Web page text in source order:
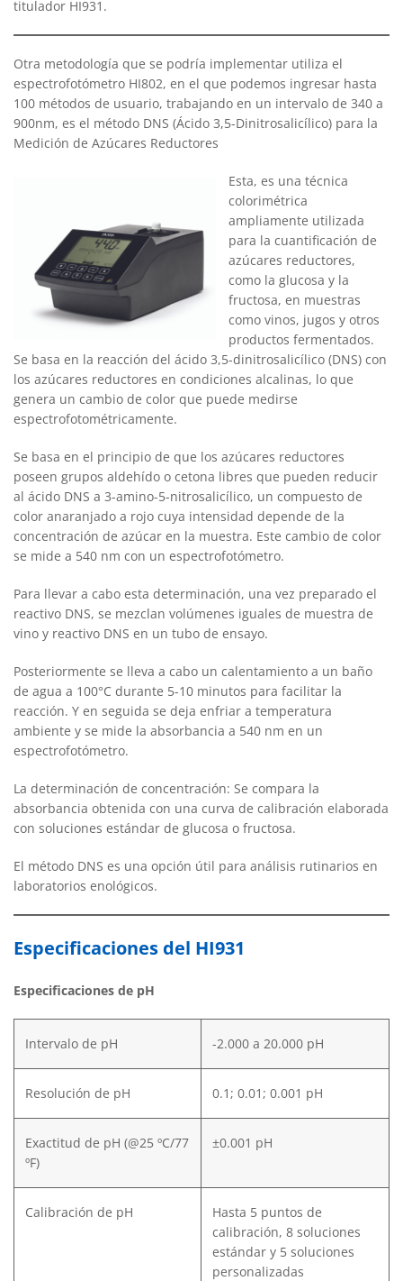
titulador HI931.
Otra metodología que se podría implementar utiliza el
espectrofotómetro HI802, en el que podemos ingresar hasta
100 métodos de usuario, trabajando en un intervalo de 340 a
900nm, es el método DNS (Ácido 3,5-Dinitrosalicílico) para la
Medición de Azúcares Reductores
Esta, es una técnica
colorimétrica
ampliamente utilizada
para la cuantificación de
azúcares reductores,
como la glucosa y la
fructosa, en muestras
como vinos, jugos y otros
productos fermentados.
Se basa en la reacción del ácido 3,5-dinitrosalicílico (DNS) con
los azúcares reductores en condiciones alcalinas, lo que
genera un cambio de color que puede medirse
espectrofotométricamente.
Se basa en el principio de que los azúcares reductores
poseen grupos aldehído o cetona libres que pueden reducir
al ácido DNS a 3-amino-5-nitrosalicílico, un compuesto de
color anaranjado a rojo cuya intensidad depende de la
concentración de azúcar en la muestra. Este cambio de color
se mide a 540 nm con un espectrofotómetro.
Para llevar a cabo esta determinación, una vez preparado el
reactivo DNS, se mezclan volúmenes iguales de muestra de
vino y reactivo DNS en un tubo de ensayo.
Posteriormente se lleva a cabo un calentamiento a un baño
de agua a 100°C durante 5-10 minutos para facilitar la
reacción. Y en seguida se deja enfriar a temperatura
ambiente y se mide la absorbancia a 540 nm en un
espectrofotómetro.
La determinación de concentración: Se compara la
absorbancia obtenida con una curva de calibración elaborada
con soluciones estándar de glucosa o fructosa.
El método DNS es una opción útil para análisis rutinarios en
laboratorios enológicos.
Especificaciones del HI931
Especificaciones de pH
Intervalo de pH -2.000 a 20.000 pH
Resolución de pH 0.1; 0.01; 0.001 pH
Exactitud de pH (@25 ºC/77
ºF)
±0.001 pH
Calibración de pH
Hasta 5 puntos de
calibración, 8 soluciones
estándar y 5 soluciones
personalizadas